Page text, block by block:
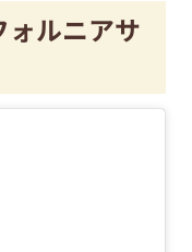
ォルニアサ